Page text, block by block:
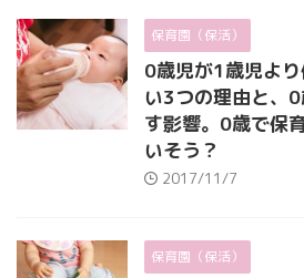
保育園（保活）
0歳児が1歳児よ
い3つの理由と、
す影響。0歳で保
いそう？
2017/11/7
保育園（保活）